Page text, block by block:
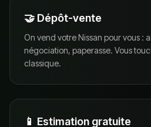
🤝 Dépôt-vente
On vend votre Nissan pour vous :
négociation, paperasse. Vous
classique.
📱 Estimation gratuite